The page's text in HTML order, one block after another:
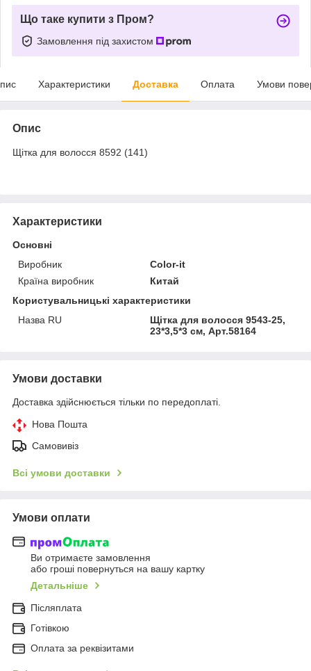
Що таке купити з Пром?
Замовлення під захистом
Характеристики Доставка Оплата Умови
Опис
Щітка для волосся 8592 (141)
Характеристики
Основні
Виробник
Color-it
Країна виробник
Китай
Користувальницькі характеристики
Назва RU
Щітка для волосся 9543-25,
23*3,5*3 см, Арт.58164
Умови доставки
Доставка здійснюється тільки по передоплаті.
Нова Пошта
Самовивіз
Всі умови доставки
Умови оплати
Ви отримаєте замовлення
або гроші повернуться на вашу картку
Детальніше
Післяплата
Готівкою
Оплата за реквізитами